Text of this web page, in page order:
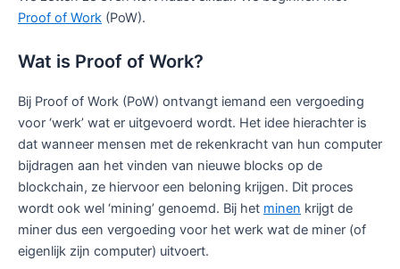
Proof of Work (PoW).
Wat is Proof of Work?
Bij Proof of Work (PoW) ontvangt iemand een vergoeding
voor ‘werk’ wat er uitgevoerd wordt. Het idee hierachter is
dat wanneer mensen met de rekenkracht van hun computer
bijdragen aan het vinden van nieuwe blocks op de
blockchain, ze hiervoor een beloning krijgen. Dit proces
wordt ook wel ‘mining’ genoemd. Bij het minen krijgt de
miner dus een vergoeding voor het werk wat de miner (of
eigenlijk zijn computer) uitvoert.